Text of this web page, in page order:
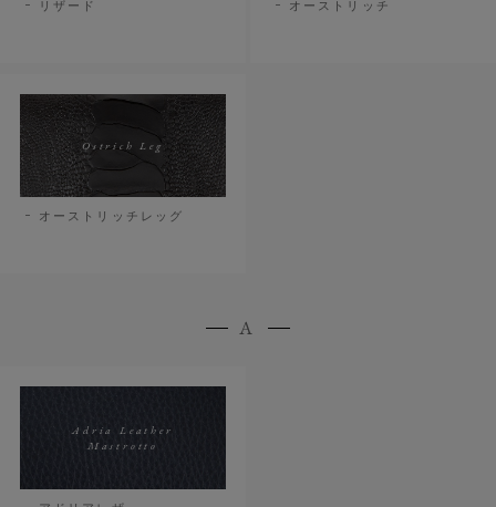
リザード オーストリッチ
Ostrich Leg
オーストリッチレッグ
A
Adria Leather
Mastrotto